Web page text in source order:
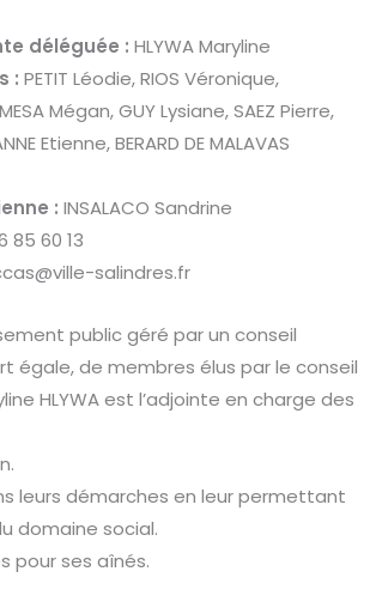
déléguée : HLYWA Maryline
: PETIT Léodie, RIOS Véronique,
Mégan, GUY Lysiane, SAEZ Pierre,
Etienne, BERARD DE MALAVAS
: INSALACO Sandrine
85 60 13
salindres.fr
public géré par un conseil
égale, de membres élus par le conseil
HLYWA est l’adjointe en charge des
leurs démarches en leur permettant
domaine social.
pour ses aînés.